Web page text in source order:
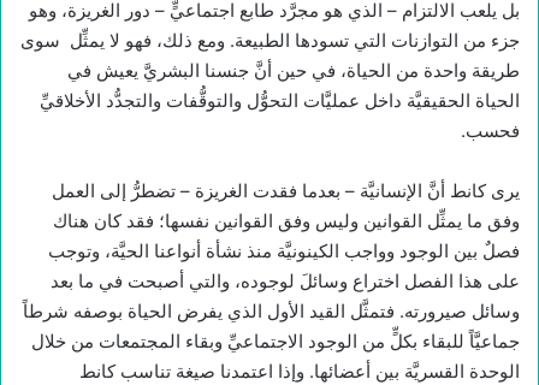
بل يلعب الالتزام – الذي هو مجرَّد طابع اجتماعيٍّ – دور الغريزة، وهو
جزء من التوازنات التي تسودها الطبيعة. ومع ذلك، فهو لا يمثِّل سوى
طريقة واحدة من الحياة، في حين أنَّ جنسنا البشريَّ يعيش في
الحياة الحقيقيَّة داخل عمليَّات التحوُّل والتوقُّفات والتجدُّد الأخلاقيِّ
فحسب.
يرى كانط أنَّ الإنسانيَّة – بعدما فقدت الغريزة – تضطرُّ إلى العمل
وفق ما يمثِّل القوانين وليس وفق القوانين نفسها؛ فقد كان هناك
فصلٌ بين الوجود وواجب الكينونيَّة منذ نشأة أنواعنا الحيَّة، وتوجب
على هذا الفصل اختراع وسائلَ لوجوده، والتي أصبحت في ما بعد
وسائل صيرورته. فتمثَّل القيد الأول الذي يفرض الحياة بوصفه شرطاً
جماعيَّاً للبقاء بكلٍّ من الوجود الاجتماعيِّ وبقاء المجتمعات من خلال
الوحدة القسريَّة بين أعضائها. وإذا اعتمدنا صيغة تناسب كانط